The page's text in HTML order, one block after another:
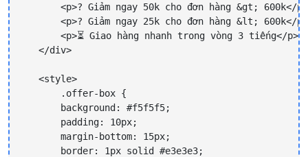
        <p>? Giảm ngay 50k cho đơn hàng &gt; 600k</p>
        <p>? Giảm ngay 25k cho đơn hàng &lt; 600k</p>
        <p>⏳ Giao hàng nhanh trong vòng 3 tiếng</p>
    </div>
    <style>
        .offer-box {
        background: #f5f5f5;
        padding: 10px;
        margin-bottom: 15px;
        border: 1px solid #e3e3e3;